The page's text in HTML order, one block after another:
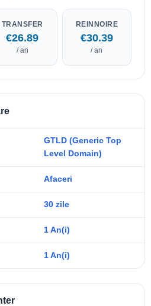
TRANSFER
€26.89
/ an
REINNOIRE
€30.39
/ an
GTLD (Generic Top
Level Domain)
Afaceri
30 zile
1 An(i)
1 An(i)